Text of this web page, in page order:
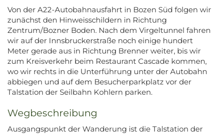
Von der A22-Autobahnausfahrt in Bozen Süd folgen wir
zunächst den Hinweisschildern in Richtung
Zentrum/Bozner Boden. Nach dem Virgeltunnel fahren
wir auf der Innsbruckerstraße noch einige hundert
Meter gerade aus in Richtung Brenner weiter, bis wir
zum Kreisverkehr beim Restaurant Cascade kommen,
wo wir rechts in die Unterführung unter der Autobahn
abbiegen und auf dem Besucherparkplatz vor der
Talstation der Seilbahn Kohlern parken.
Wegbeschreibung
Ausgangspunkt der Wanderung ist die Talstation der